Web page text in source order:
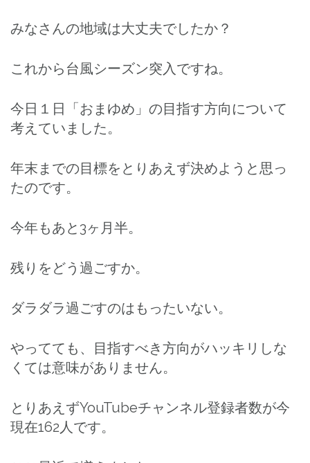
みなさんの地域は大丈夫でしたか？
これから台風シーズン突入ですね。
今日１日「おまゆめ」の目指す方向について
考えていました。
年末までの目標をとりあえず決めようと思っ
たのです。
今年もあと3ヶ月半。
残りをどう過ごすか。
ダラダラ過ごすのはもったいない。
やってても、目指すべき方向がハッキリしな
くては意味がありません。
とりあえずYouTubeチャンネル登録者数が今
現在162人です。